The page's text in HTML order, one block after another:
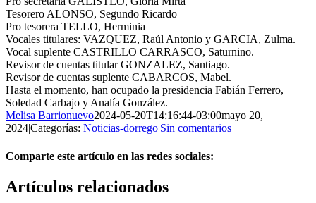
Tesorero ALONSO, Segundo Ricardo
Pro tesorera TELLO, Herminia
Vocales titulares: VAZQUEZ, Raúl Antonio y GARCIA, Zulma.
Vocal suplente CASTRILLO CARRASCO, Saturnino.
Revisor de cuentas titular GONZALEZ, Santiago.
Revisor de cuentas suplente CABARCOS, Mabel.
Hasta el momento, han ocupado la presidencia Fabián Ferrero,
Soledad Carbajo y Analía González.
Melisa Barrionuevo2024-05-20T14:16:44-03:00mayo 20,
2024|Categorías: Noticias-dorrego|Sin comentarios
Comparte este artículo en las redes sociales:
Facebook
X
Reddit
LinkedIn
Pinterest
Vk
Artículos relacionados